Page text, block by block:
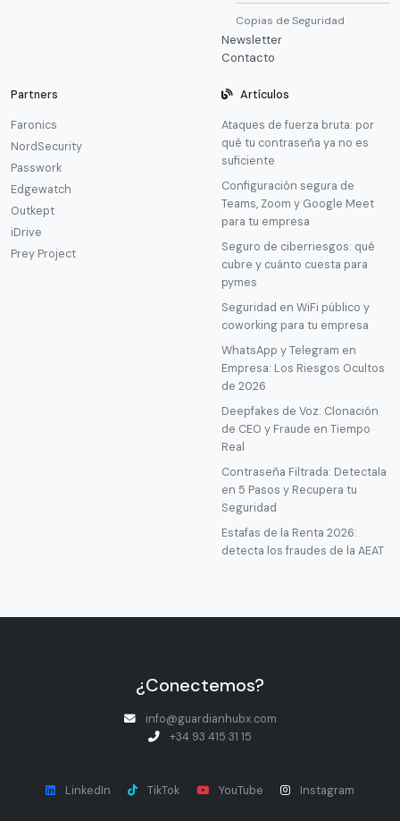
Copias de Seguridad
Newsletter
Contacto
Partners
Faronics
NordSecurity
Passwork
Edgewatch
Outkept
iDrive
Prey Project
Artículos
Ataques de fuerza bruta: por
qué tu contraseña ya no es
suficiente
Configuración segura de
Teams, Zoom y Google Meet
para tu empresa
Seguro de ciberriesgos: qué
cubre y cuánto cuesta para
pymes
Seguridad en WiFi público y
coworking para tu empresa
WhatsApp y Telegram en
Empresa: Los Riesgos Ocultos
de 2026
Deepfakes de Voz: Clonación
de CEO y Fraude en Tiempo
Real
Contraseña Filtrada: Detectala
en 5 Pasos y Recupera tu
Seguridad
Estafas de la Renta 2026:
detecta los fraudes de la AEAT
¿Conectemos?
info@guardianhubx.com
+34 93 415 31 15
LinkedIn TikTok YouTube Instagram